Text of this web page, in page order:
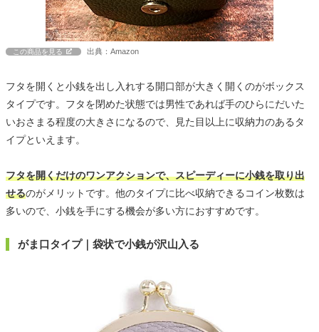
この商品を見る 出典：Amazon
フタを開くと小銭を出し入れする開口部が大きく開くのがボックス
タイプです。フタを閉めた状態では男性であれば手のひらにだいた
いおさまる程度の大きさになるので、見た目以上に収納力のあるタ
イプといえます。
フタを開くだけのワンアクションで、スピーディーに小銭を取り出
せるのがメリットです。他のタイプに比べ収納できるコイン枚数は
多いので、小銭を手にする機会が多い方におすすめです。
がま口タイプ｜袋状で小銭が沢山入る